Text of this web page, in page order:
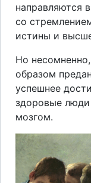
направляются
со
истины и
Но
образом
успешнее
здоровые люди
мозгом.